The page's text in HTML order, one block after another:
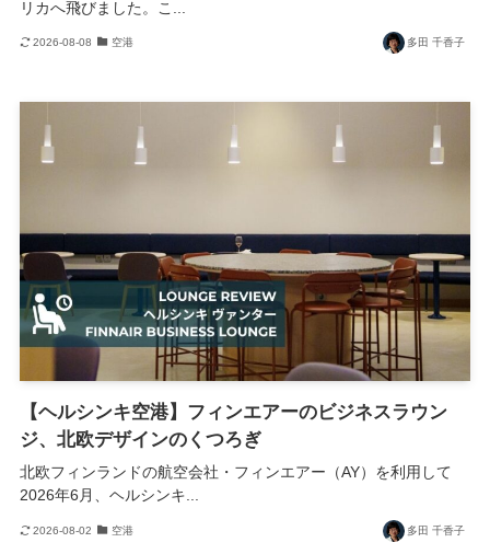
リカへ飛びました。こ...
2026-08-08 空港 多田 千香子
【ヘルシンキ空港】フィンエアーのビジネスラウン
ジ、北欧デザインのくつろぎ
北欧フィンランドの航空会社・フィンエアー（AY）を利用して
2026年6月、ヘルシンキ...
2026-08-02 空港 多田 千香子